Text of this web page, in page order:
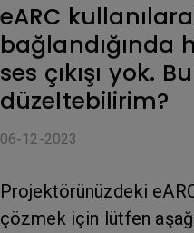
eARC
bağlandığında
ses çıkışı yok.
düzeltebilirim?
06-12-2023
Projektörünüzdeki
çözmek için lütfen